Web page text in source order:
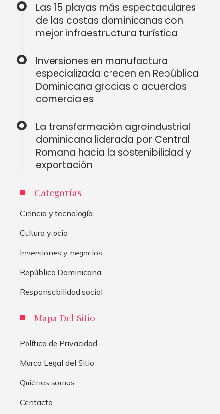
Las 15 playas más espectaculares
de las costas dominicanas con
mejor infraestructura turística
Inversiones en manufactura
especializada crecen en República
Dominicana gracias a acuerdos
comerciales
La transformación agroindustrial
dominicana liderada por Central
Romana hacia la sostenibilidad y
exportación
Categorías
Ciencia y tecnología
Cultura y ocio
Inversiones y negocios
República Dominicana
Responsabilidad social
Mapa Del Sitio
Política de Privacidad
Marco Legal del Sitio
Quiénes somos
Contacto